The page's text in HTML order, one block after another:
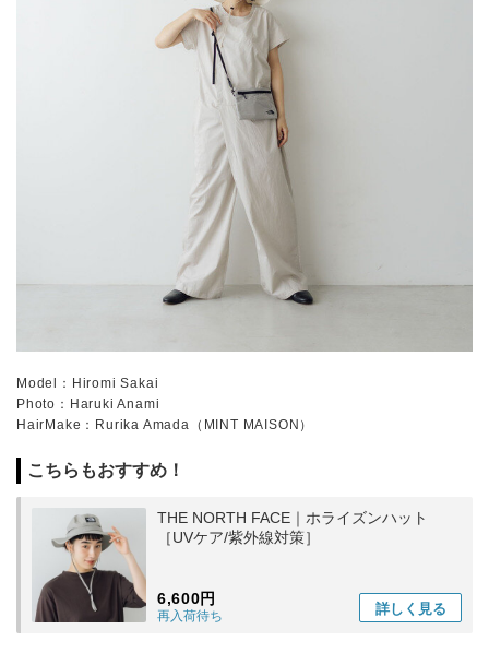
Model：Hiromi Sakai
Photo：Haruki Anami
HairMake：Rurika Amada（MINT MAISON）
こちらもおすすめ！
THE NORTH FACE｜ホライズンハット
［UVケア/紫外線対策］
6,600円
再入荷待ち 詳しく 見る